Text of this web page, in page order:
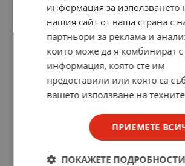
информация за използването
нашия сайт от ваша страна с
партньори за реклама и
които може да я комбинират с
информация, която сте им
предоставили или която са
вашето използване на
ПРИЕМЕТЕ
ПОКАЖЕТЕ ПОДРОБНОСТИ